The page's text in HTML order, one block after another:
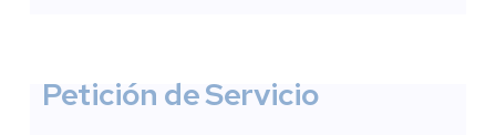
Petición de Servicio